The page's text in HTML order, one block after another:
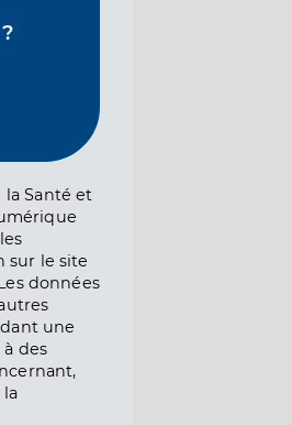
Santé et
sur le site
données
une
des